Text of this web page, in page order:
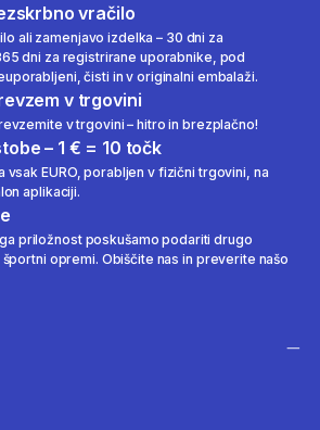
vračilo
ali zamenjavo izdelka – 30 dni za
dni za registrirane uporabnike, pod
čisti in v originalni embalaži.
v trgovini
v trgovini – hitro in brezplačno!
– 1 € = 10 točk
vsak EURO, porabljen v fizični trgovini, na
aplikaciji.
priložnost poskušamo podariti drugo
opremi. Obiščite nas in preverite našo